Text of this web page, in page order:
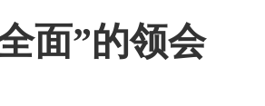
面”的领会